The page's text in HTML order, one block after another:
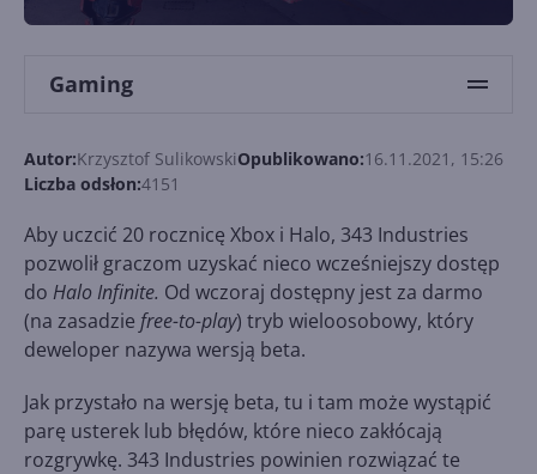
Gaming
Autor:Krzysztof SulikowskiOpublikowano:16.11.2021, 15:26
Liczba odsłon:4151
Aby uczcić 20 rocznicę Xbox i Halo, 343 Industries
pozwolił graczom uzyskać nieco wcześniejszy dostęp
do Halo Infinite. Od wczoraj dostępny jest za darmo
(na zasadzie free-to-play) tryb wieloosobowy, który
deweloper nazywa wersją beta.
Jak przystało na wersję beta, tu i tam może wystąpić
parę usterek lub błędów, które nieco zakłócają
rozgrywkę. 343 Industries powinien rozwiązać te